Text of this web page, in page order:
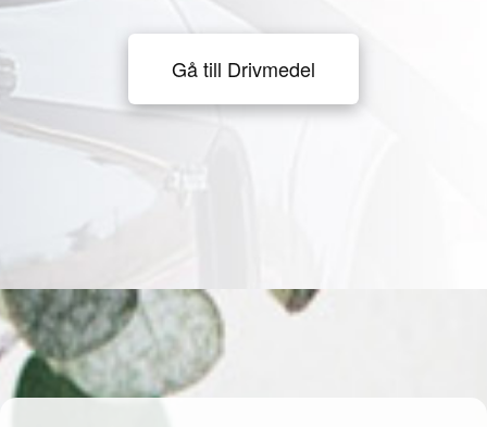
Gå till Drivmedel